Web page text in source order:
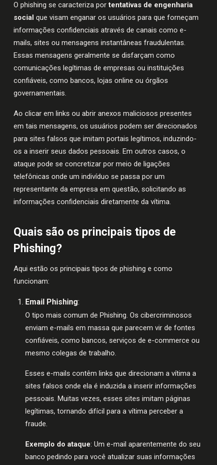
O phishing se caracteriza portentativas de engenharia
social que visam enganar os usuários para que forneçam
informações confidenciais através de canais como e-
mails, sites ou mensagens instantâneas fraudulentas.
Essas mensagens geralmente se disfarçam como
comunicações legítimas de empresas ou instituições
confiáveis, como bancos, lojas online ou órgãos
governamentais.
Ao clicar em links ou abrir anexos maliciosos presentes
em tais mensagens, os usuários podem ser direcionados
para sites falsos que imitam portais legítimos, induzindo-
os a inserir seus dados pessoais. Em outros casos, o
ataque pode se concretizar por meio de ligações
telefônicas onde um indivíduo se passa por um
representante da empresa em questão, solicitando as
informações confidenciais diretamente da vítima.
Quais são os principais tipos de
Phishing?
Aqui estão os principais tipos de phishing e como
funcionam:
Email Phishing:
O tipo mais comum de Phishing. Os cibercriminosos
enviam e-mails em massa que parecem vir de fontes
confiáveis, como bancos, serviços de e-commerce ou
mesmo colegas de trabalho.
Esses e-mails contêm links que direcionam a vítima a
sites falsos onde ela é induzida a inserir informações
pessoais. Muitas vezes, esses sites imitam páginas
legítimas, tornando difícil para a vítima perceber a
fraude.
Exemplo do ataque: Um e-mail aparentemente do seu
banco pedindo para você atualizar suas informações